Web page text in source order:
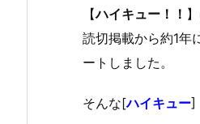
【ハイキュー！！
読切掲載から約1年
ートしました。
そんな[ハイキュー]